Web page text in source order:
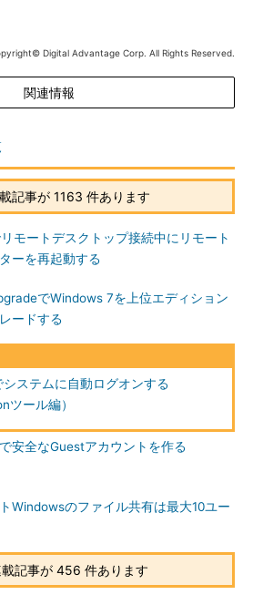
のツールの起動方法は少し面倒で、
ン／ワークグループの違い、特定のレ
、その挙動が異なる（詳細はTIPS記
法
ログオンする方法（TweakUI編）
ェースはGUIなので使いやすいが、
XPおよびWindows Server 2003でし
ツールを利用するのがよいだろう。こ
にGUIであり、使い勝手もよい。
とインストール
ページからダウンロードできる。
v3.0［英語］（Windows
ファイルをダウンロードして展
当なフォルダ（C:\Windowsなど）へコ
点では、Ver.3.0が公開されている。
Digital Advantage Corp. All Rights Reserved.
関連情報
記事が 1163 件あります
モートデスクトップ接続中にリモート
ーを再起動する
でWindows 7を上位エディション
ードする
ステムに自動ログオンする
ツール編）
安全なGuestアカウントを作る
Windowsのファイル共有は最大10ユー
記事が 456 件あります